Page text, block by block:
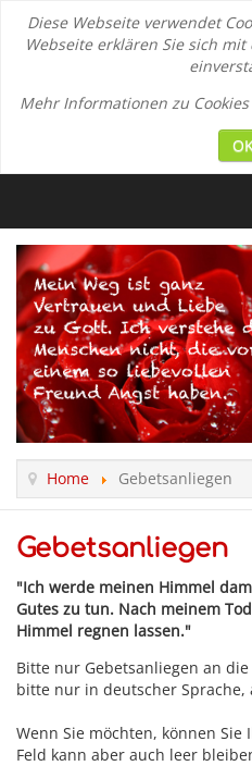
Diese Webseite verwendet
Webseite erklären Sie sich
Mehr Informationen zu
Home Gebetsanliegen
Gebetsanliegen
"Ich werde meinen Himmel
Gutes zu tun. Nach meinem
Himmel regnen lassen."
Bitte nur Gebetsanliegen an
bitte nur in deutscher Sprache,
Wenn Sie möchten, können
Feld kann aber auch leer